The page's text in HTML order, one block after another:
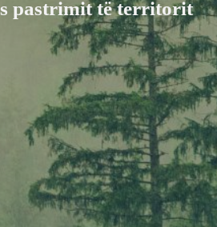
pastrimit të territorit